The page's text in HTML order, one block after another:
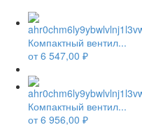
Компактный вентил...
от6 547,00 ₽
Компактный вентил...
от6 956,00 ₽